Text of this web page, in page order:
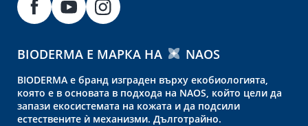
BIODERMA Е МАРКА НА NAOS
BIODERMA е бранд изграден върху екобиологията,
която е в основата в подхода на NAOS, който цели да
запази екосистемата на кожата и да подсили
естествените ѝ механизми. Дълготрайно.